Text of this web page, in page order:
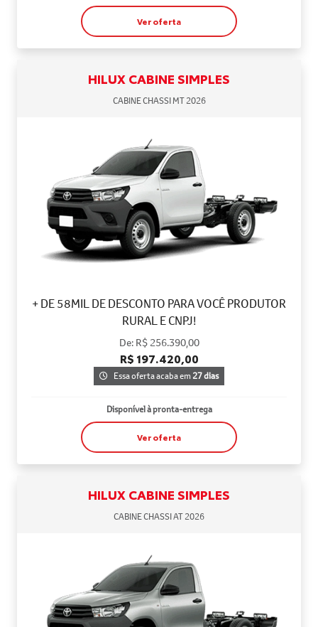
Ver oferta
HILUX CABINE SIMPLES
CABINE CHASSI MT 2026
+ DE 58MIL DE DESCONTO PARA VOCÊ PRODUTOR
RURAL E CNPJ!
De: R$ 256.390,00
R$ 197.420,00
Essa oferta acaba em27 dias
Disponível à pronta-entrega
Ver oferta
HILUX CABINE SIMPLES
CABINE CHASSI AT 2026